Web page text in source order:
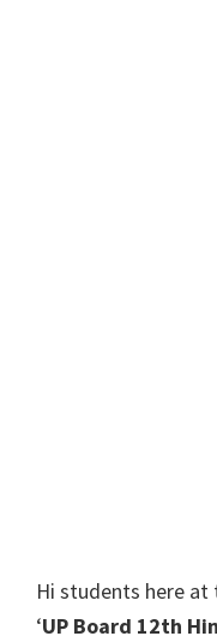
Hi students here at
‘UP Board 12th